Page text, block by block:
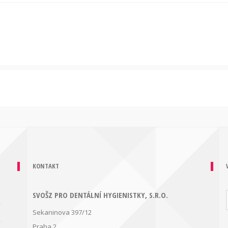
KONTAKT
SVOŠZ PRO DENTÁLNÍ HYGIENISTKY, S.R.O.
Sekaninova 397/12